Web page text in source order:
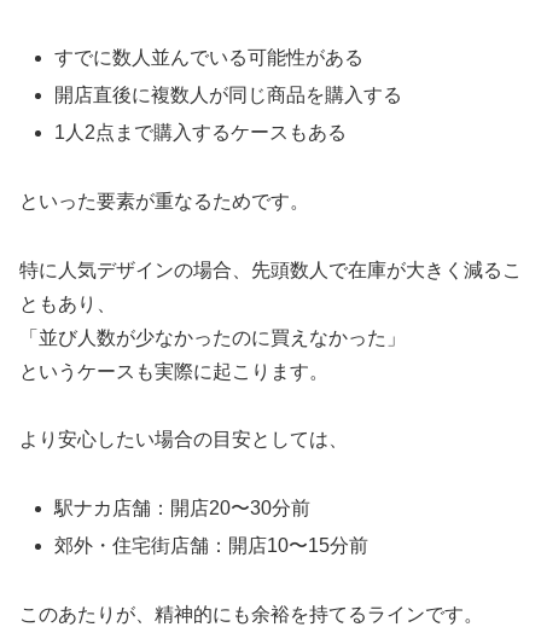
すでに数人並んでいる可能性がある
開店直後に複数人が同じ商品を購入する
1人2点まで購入するケースもある
といった要素が重なるためです。
特に人気デザインの場合、先頭数人で在庫が大きく減るこ
ともあり、
「並び人数が少なかったのに買えなかった」
というケースも実際に起こります。
より安心したい場合の目安としては、
駅ナカ店舗：開店20〜30分前
郊外・住宅街店舗：開店10〜15分前
このあたりが、精神的にも余裕を持てるラインです。